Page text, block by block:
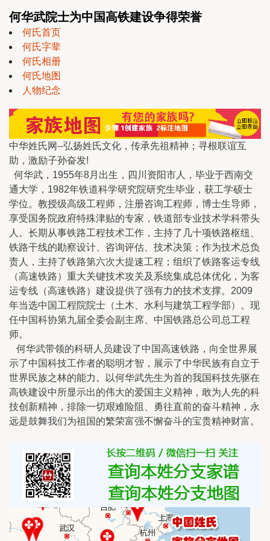
何华武院士为中国高铁建设争得荣誉
何氏首页
何氏字辈
何氏相册
何氏地图
人物纪念
中华姓氏网--弘扬姓氏文化，传承先祖精神；寻根联谊互
助，激励子孙奋发!
何华武，1955年8月出生，四川资阳市人，毕业于西南交
通大学，1982年铁道科学研究院研究生毕业，获工学硕士
学位。教授级高级工程师，注册咨询工程师，博士生导师，
享受国务院政府特殊津贴的专家，铁道部专业技术学科带头
人。长期从事铁路工程技术工作，主持了几十项铁路枢纽、
铁路干线的勘察设计、咨询评估、技术决策；作为技术总负
责人，主持了铁路第六次大提速工程；组织了铁路客运专线
（高速铁路）重大关键技术攻关及系统集成总体优化，为客
运专线（高速铁路）建设提供了强有力的技术支撑。2009
年当选中国工程院院士（土木、水利与建筑工程学部）。现
任中国科协第九届全委会副主席、中国铁路总公司总工程
师。
何华武带领的科研人员建设了中国高速铁路，向全世界展
示了中国科技工作者的聪明才智，展示了中华民族有自立于
世界民族之林的能力。以何华武先生为首的我国科技先驱在
高铁建设中所显示出的伟大的爱国主义精神，敢为人先的科
技创新精神，排除一切艰难险阻、勇往直前的奋斗精神，永
远是鼓舞我们为祖国的繁荣富强不懈奋斗的宝贵精神财富。